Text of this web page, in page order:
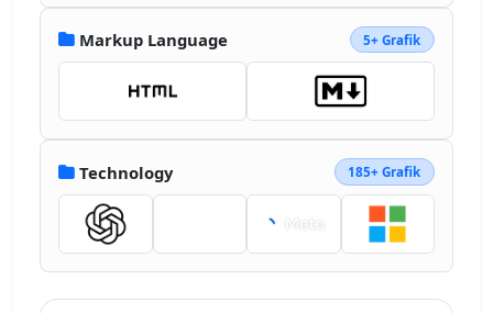
Markup Language 5+ Grafik
Technology 185+ Grafik